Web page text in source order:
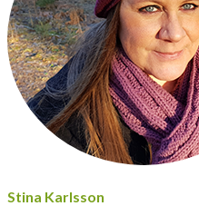
Stina Karlsson